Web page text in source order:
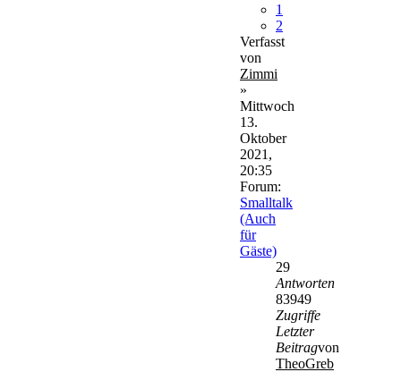
1
2
Verfasst
von
Zimmi
»
Mittwoch
13.
Oktober
2021,
20:35
Forum:
Smalltalk
(Auch
für
Gäste)
29
Antworten
83949
Zugriffe
Letzter
Beitragvon
TheoGreb